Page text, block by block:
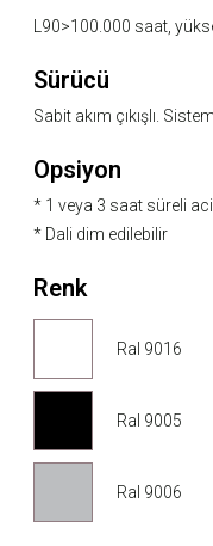
L90>100.000 saat,
Sürücü
Sabit akım çıkışlı.
Opsiyon
* 1 veya 3 saat süreli
* Dali dim edilebilir
Renk
Ral 9016
Ral 9005
Ral 9006